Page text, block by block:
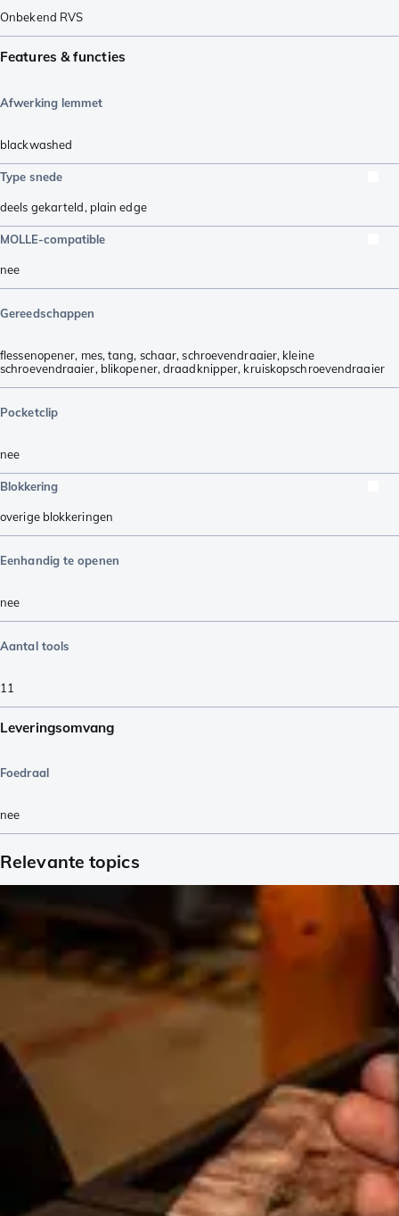
Onbekend RVS
Features & functies
Afwerking lemmet
blackwashed
Type snede
deels gekarteld, plain edge
MOLLE-compatible
nee
Gereedschappen
flessenopener, mes,tang, schaar,schroevendraaier, kleine
schroevendraaier, blikopener,draadknipper, kruiskopschroevendraaier
Pocketclip
nee
Blokkering
overige blokkeringen
Eenhandig te openen
nee
Aantal tools
11
Leveringsomvang
Foedraal
nee
Relevante topics